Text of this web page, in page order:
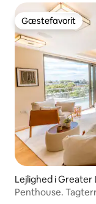
Gæstefavorit
Gæstefavorit
Lejlighed i Greater
Penthouse.